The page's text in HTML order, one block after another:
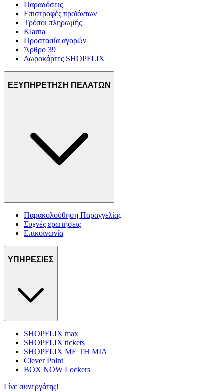
Παραδόσεις
Επιστροφές προϊόντων
Τρόποι πληρωμής
Klarna
Προστασία αγορών
Άρθρο 39
Δωροκάρτες SHOPFLIX
ΕΞΥΠΗΡΕΤΗΣΗ ΠΕΛΑΤΩΝ
Παρακολούθηση Παραγγελίας
Συχνές ερωτήσεις
Επικοινωνία
ΥΠΗΡΕΣΙΕΣ
SHOPFLIX max
SHOPFLIX tickets
SHOPFLIX ΜΕ ΤΗ ΜΙΑ
Clever Point
BOX NOW Lockers
Γίνε συνεργάτης!